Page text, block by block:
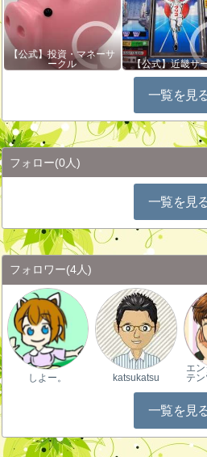
【公式】投資・マネーサ
ークル
【公式】近畿サ
一覧を見
フォロー(0人)
一覧を見
フォロワー(4人)
しよー。 katsukatsu
エ
テ
一覧を見